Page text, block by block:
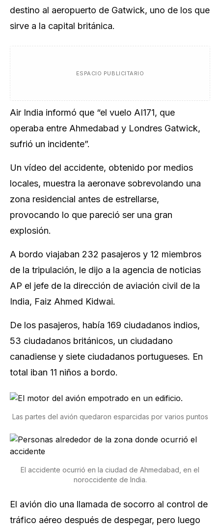
destino al aeropuerto de Gatwick, uno de los que
sirve a la capital británica.
ESPACIO PUBLICITARIO
Air India informó que “el vuelo AI171, que
operaba entre Ahmedabad y Londres Gatwick,
sufrió un incidente”.
Un vídeo del accidente, obtenido por medios
locales, muestra la aeronave sobrevolando una
zona residencial antes de estrellarse,
provocando lo que pareció ser una gran
explosión.
A bordo viajaban 232 pasajeros y 12 miembros
de la tripulación, le dijo a la agencia de noticias
AP el jefe de la dirección de aviación civil de la
India, Faiz Ahmed Kidwai.
De los pasajeros, había 169 ciudadanos indios,
53 ciudadanos británicos, un ciudadano
canadiense y siete ciudadanos portugueses. En
total iban 11 niños a bordo.
Las partes del avión quedaron esparcidas por varios puntos
El accidente ocurrió en la ciudad de Ahmedabad, en el
noroccidente de India.
El avión dio una llamada de socorro al control de
tráfico aéreo después de despegar, pero luego